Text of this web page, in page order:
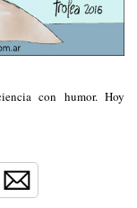
con humor. Hoy